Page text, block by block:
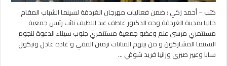
كتب – أحمد زكي : ضمن فعاليات مهرجان الغردقة لسينما الشباب المقام
حاليا بمدينة الغردقة وجه الدكتور عاطف عبد اللطيف نائب رئيس جمعية
مستثمري مرسى علم وعضو جمعية مستثمري جنوب سيناء الدعوة لنجوم
السينما المشاركون و من بينهم الفنانات نرمين الفقي و غادة عادل ونيكول
سابا وعبير صبري ورانيا فريد شوقي …